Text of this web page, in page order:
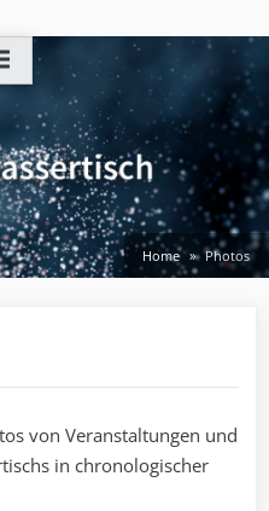
Home Photos
von Veranstaltungen und
in chronologischer